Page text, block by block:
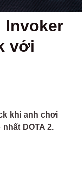
Invoker
với
khi anh chơi
DOTA 2.